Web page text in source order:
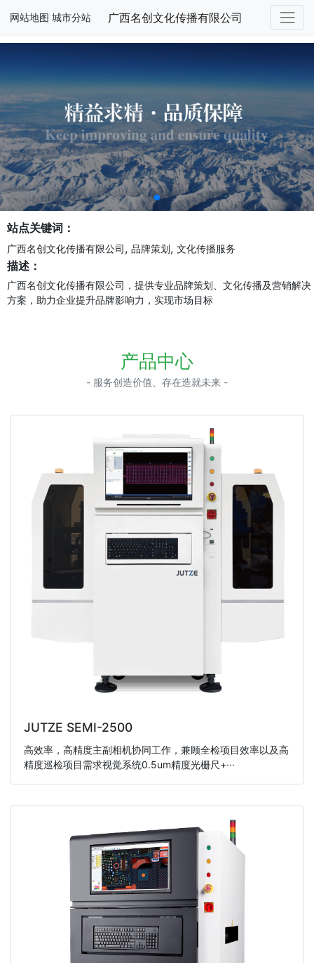
网站地图 城市分站 广西名创文化传播有限公司
站点关键词：
广西名创文化传播有限公司, 品牌策划, 文化传播服务
描述：
广西名创文化传播有限公司，提供专业品牌策划、文化传播及营销解决
方案，助力企业提升品牌影响力，实现市场目标
产品中心
- 服务创造价值、存在造就未来 -
JUTZE SEMI-2500
高效率，高精度主副相机协同工作，兼顾全检项目效率以及高
精度巡检项目需求视觉系统0.5um精度光栅尺+···